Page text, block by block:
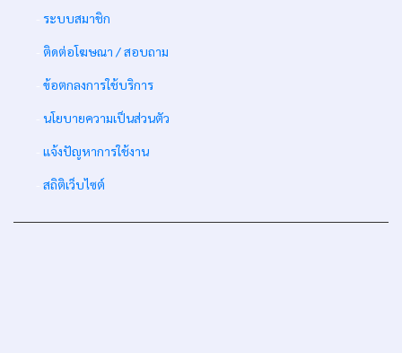
ระบบสมาชิก
ติดต่อโฆษณา / สอบถาม
ข้อตกลงการใช้บริการ
นโยบายความเป็นส่วนตัว
แจ้งปัญหาการใช้งาน
สถิติเว็บไซต์